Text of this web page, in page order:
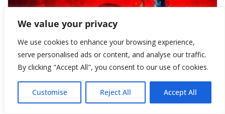
We value your privacy
We use cookies to enhance your browsing experience,
serve personalised ads or content, and analyse our traffic.
By clicking "Accept All", you consent to our use of cookies.
Customise Reject All Accept All
15 лучших фильмов 2022 года